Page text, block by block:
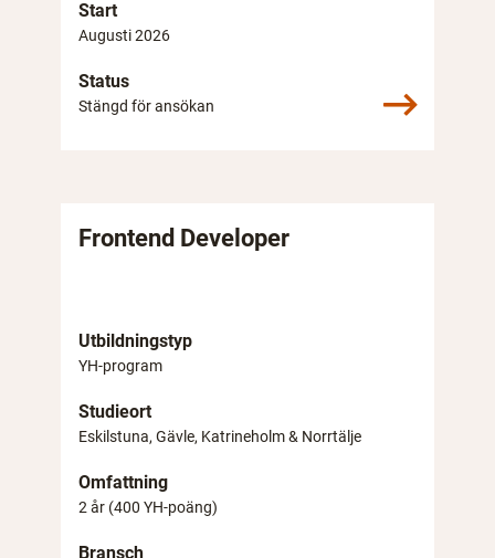
Start
Augusti 2026
Status
Stängd för ansökan
Frontend Developer
Utbildningstyp
YH-program
Studieort
Eskilstuna, Gävle, Katrineholm & Norrtälje
Omfattning
2 år (400 YH-poäng)
Bransch